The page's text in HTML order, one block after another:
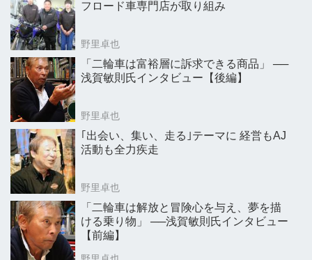
フロード車専門店が取り組み
野里卓也
「二輪車は富裕層に訴求できる商品」 ──
浅賀敏則氏インタビュー【後編】
野里卓也
｢出会い、集い、走る｣テーマに 経営もAJ
活動も全力疾走
野里卓也
「二輪車は解放と冒険心を与え、夢を描
ける乗り物」 ──浅賀敏則氏インタビュー
【前編】